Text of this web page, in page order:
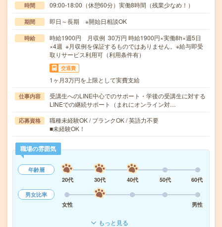
時間 09:00-18:00（休憩60分）実働8時間（残業少なめ！）
期間 即日～長期 ※開始日相談OK
時給
時給1900円 月収例 30万円 時給1900円×実働8h×週5日
×4週 ※月収例を保証するものではありません。※給与即受
取りサービス利用可（利用条件有）
交通費
1ヶ月3万円を上限として実費支給
仕事内容
受講生へのLINE中心でのサポート・学後の受講生に対する
LINEでの継続サポート（まれにオンライン対…
応募資格
職種未経験OK / ブランクOK / 英語力不要
■未経験OK！
職場の雰囲気
年齢層
20代
30代 40代 50代
60代
男女比率
女性
男性
もっと見る